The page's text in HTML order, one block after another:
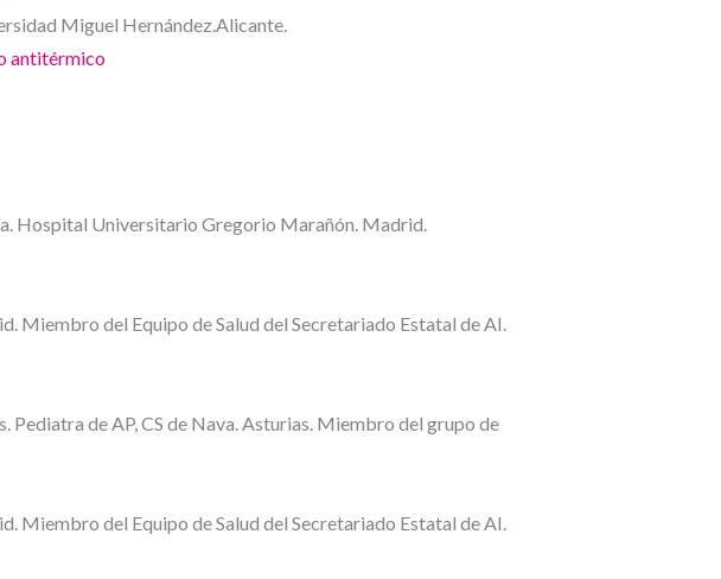
Miguel Hernández.Alicante.
antitérmico
Hospital Universitario Gregorio Marañón. Madrid.
Miembro del Equipo de Salud del Secretariado Estatal de AI.
Pediatra de AP, CS de Nava. Asturias. Miembro del grupo de
Miembro del Equipo de Salud del Secretariado Estatal de AI.